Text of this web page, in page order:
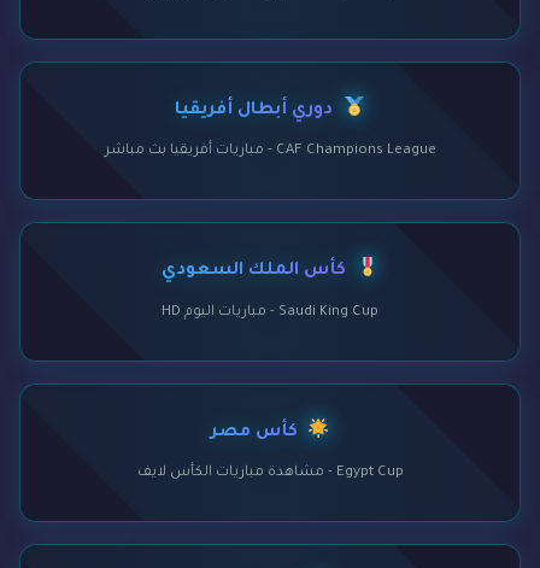
دوري أبطال أفريقيا
CAF Champions League - مباريات أفريقيا بث مباشر
كأس الملك السعودي
Saudi King Cup - مباريات اليوم HD
كأس مصر
Egypt Cup - مشاهدة مباريات الكأس لايف